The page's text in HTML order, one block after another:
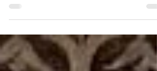
Visita guidata a Esine, Bienno, Berzo
Inferiore per scoprire la pittura della scuola
di Giovan Pietro Da Cemmo in Valcamonica